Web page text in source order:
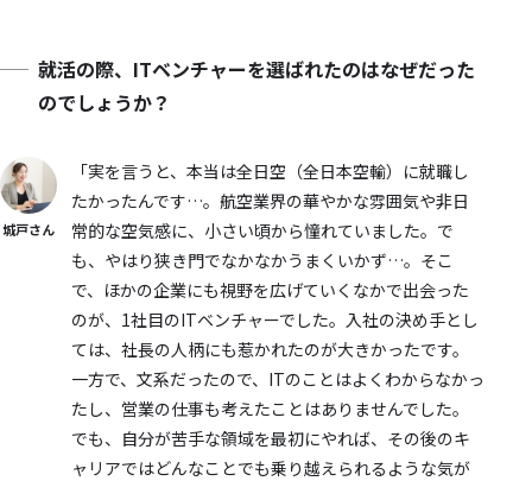
就活の際、ITベンチャーを選ばれたのはなぜだった
のでしょうか？
城戸さん
「実を言うと、本当は全日空（全日本空輸）に就職し
たかったんです…。航空業界の華やかな雰囲気や非日
常的な空気感に、小さい頃から憧れていました。で
も、やはり狭き門でなかなかうまくいかず…。そこ
で、ほかの企業にも視野を広げていくなかで出会った
のが、1社目のITベンチャーでした。入社の決め手とし
ては、社長の人柄にも惹かれたのが大きかったです。
一方で、文系だったので、ITのことはよくわからなかっ
たし、営業の仕事も考えたことはありませんでした。
でも、自分が苦手な領域を最初にやれば、その後のキ
ャリアではどんなことでも乗り越えられるような気が